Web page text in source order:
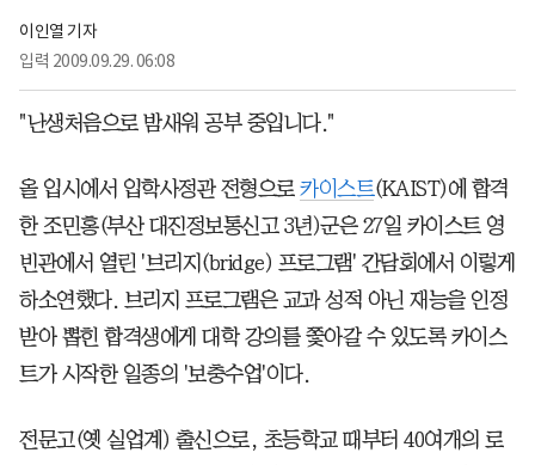
이인열 기자
입력 2009.09.29. 06:08
"난생처음으로 밤새워 공부 중입니다."
올 입시에서 입학사정관 전형으로 카이스트(KAIST)에 합격
한 조민홍(부산 대진정보통신고 3년)군은 27일 카이스트 영
빈관에서 열린 '브리지(bridge) 프로그램' 간담회에서 이렇게
하소연했다. 브리지 프로그램은 교과 성적 아닌 재능을 인정
받아 뽑힌 합격생에게 대학 강의를 쫓아갈 수 있도록 카이스
트가 시작한 일종의 '보충수업'이다.
전문고(옛 실업계) 출신으로, 초등학교 때부터 40여개의 로